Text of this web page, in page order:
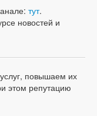
тут.
новостей и
повышаем их
этом репутацию